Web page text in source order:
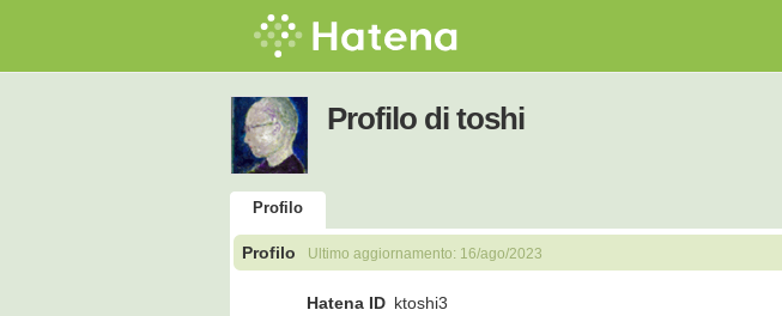
Profilo di toshi
Profilo
Profilo Ultimo aggiornamento: 16/ago/2023
Hatena ID ktoshi3